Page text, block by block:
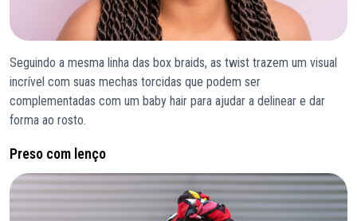
Seguindo a mesma linha das box braids, as twist trazem um visual
incrível com suas mechas torcidas que podem ser
complementadas com um baby hair para ajudar a delinear e dar
forma ao rosto.
Preso com lenço